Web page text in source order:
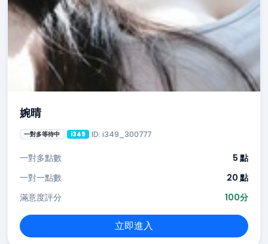
婉晴
一對多等待中 i349 ID: i349_300777
一對多點數
5 點
一對一點數
20 點
滿意度評分
100分
立即進入